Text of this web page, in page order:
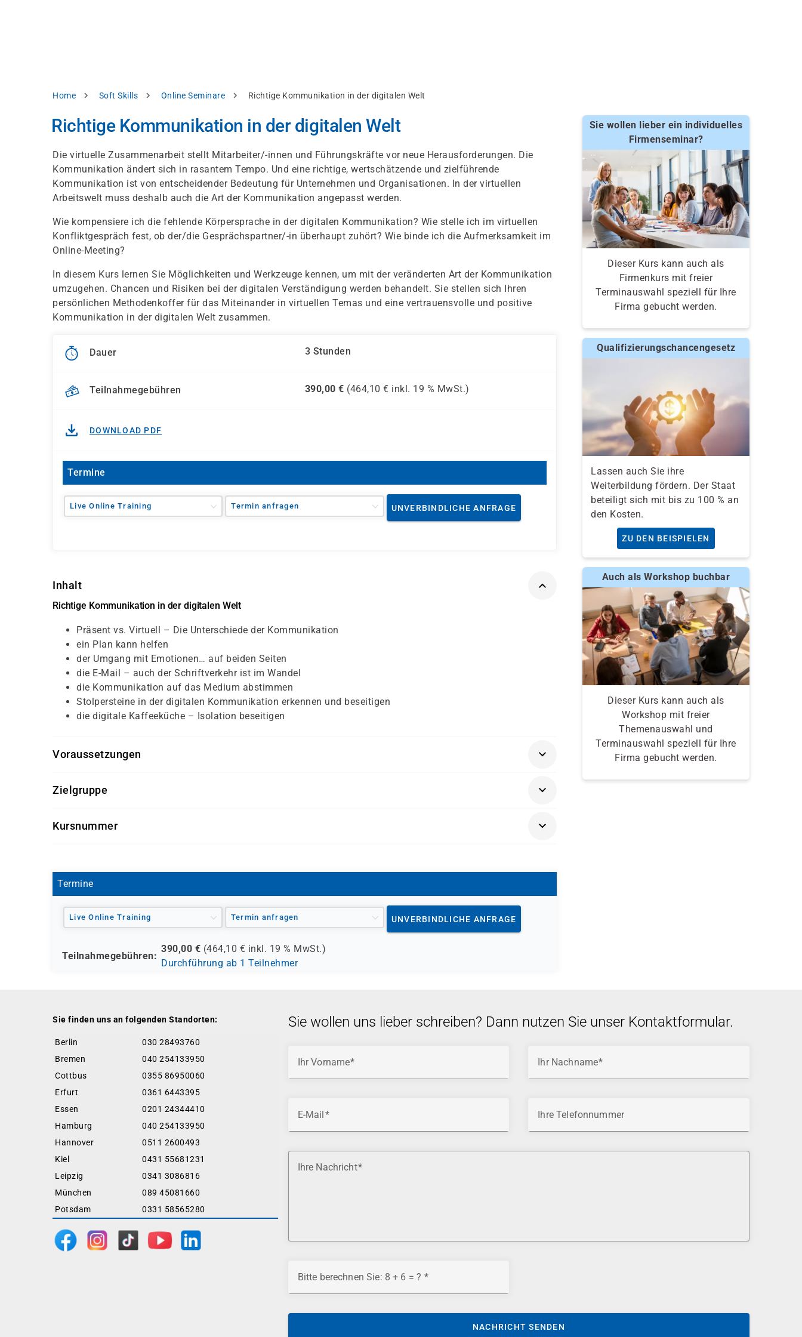
Pfadnavigation
Home Soft Skills Online Seminare Richtige Kommunikation in der digitalen Welt
Richtige Kommunikation in der digitalen Welt
Die virtuelle Zusammenarbeit stellt Mitarbeiter/-innen und Führungskräfte vor neue Herausforderungen. Die
Kommunikation ändert sich in rasantem Tempo. Und eine richtige, wertschätzende und zielführende
Kommunikation ist von entscheidender Bedeutung für Unternehmen und Organisationen. In der virtuellen
Arbeitswelt muss deshalb auch die Art der Kommunikation angepasst werden.
Wie kompensiere ich die fehlende Körpersprache in der digitalen Kommunikation? Wie stelle ich im virtuellen
Konfliktgespräch fest, ob der/die Gesprächspartner/-in überhaupt zuhört? Wie binde ich die Aufmerksamkeit im
Online-Meeting?
In diesem Kurs lernen Sie Möglichkeiten und Werkzeuge kennen, um mit der veränderten Art der Kommunikation
umzugehen. Chancen und Risiken bei der digitalen Verständigung werden behandelt. Sie stellen sich Ihren
persönlichen Methodenkoffer für das Miteinander in virtuellen Temas und eine vertrauensvolle und positive
Kommunikation in der digitalen Welt zusammen.
Dauer 3 Stunden
Teilnahmegebühren 390,00 € (464,10 € inkl. 19 % MwSt.)
DOWNLOAD PDF
Termine
Live Online Training Termin anfragen UNVERBINDLICHE ANFRAGE
Inhalt
Richtige Kommunikation in der digitalen Welt
Präsent vs. Virtuell – Die Unterschiede der Kommunikation
ein Plan kann helfen
der Umgang mit Emotionen… auf beiden Seiten
die E-Mail – auch der Schriftverkehr ist im Wandel
die Kommunikation auf das Medium abstimmen
Stolpersteine in der digitalen Kommunikation erkennen und beseitigen
die digitale Kaffeeküche – Isolation beseitigen
Voraussetzungen
keine
Zielgruppe
Kursnummer
Termine
Live Online Training Termin anfragen UNVERBINDLICHE ANFRAGE
Teilnahmegebühren:
390,00 € (464,10 € inkl. 19 % MwSt.)
Durchführung ab 1 Teilnehmer
Sie wollen lieber ein individuelles
Firmenseminar?
Dieser Kurs kann auch als
Firmenkurs mit freier
Terminauswahl speziell für Ihre
Firma gebucht werden.
Qualifizierungschancengesetz
Lassen auch Sie ihre
Weiterbildung fördern. Der Staat
beteiligt sich mit bis zu 100 % an
den Kosten.
ZU DEN BEISPIELEN
Auch als Workshop buchbar
Dieser Kurs kann auch als
Workshop mit freier
Themenauswahl und
Terminauswahl speziell für Ihre
Firma gebucht werden.
Sie finden uns an folgenden Standorten:
Berlin
030 28493760
Bremen
040 254133950
Cottbus
0355 86950060
Erfurt
0361 6443395
Essen
0201 24344410
Hamburg
040 254133950
Hannover
0511 2600493
Kiel
0431 55681231
Leipzig
0341 3086816
München
089 45081660
Potsdam
0331 58565280
Sie wollen uns lieber schreiben? Dann nutzen Sie unser Kontaktformular.
Ihr Vorname Ihr Nachname
E-Mail Ihre Telefonnummer
Ihre Nachricht
Bitte berechnen Sie: 8 + 6 = ?
NACHRICHT SENDEN